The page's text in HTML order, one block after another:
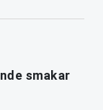
smakar